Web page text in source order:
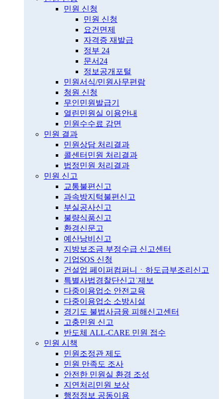
민원 신청
민원 신청
요건면제
자격증 재발급
정부 24
문서24
정보공개포털
민원서식/민원사무편람
청원 신청
무인민원발급기
열린민원실 이용안내
민원수수료 감면
민원 결과
민원상담 처리결과
콜센터민원 처리결과
법정민원 처리결과
민원 신고
교통불편신고
과속방지턱불편신고
부실공사신고
불량식품신고
환경신문고
예산낭비신고
지방보조금 부정수급 신고센터
기업SOS 신청
건설업 페이퍼컴퍼니ㆍ하도급부조리신고
특별사법경찰단신고˙제보
다중이용업소 안전교육
다중이용업소 소방시설
경기도 불법사금융 피해신고센터
고충민원 신고
반도체 ALL-CARE 민원 접수
민원 시책
민원조정관 제도
민원 만족도 조사
안전한 민원실 환경 조성
지연처리민원 보상
행정정보 공동이용